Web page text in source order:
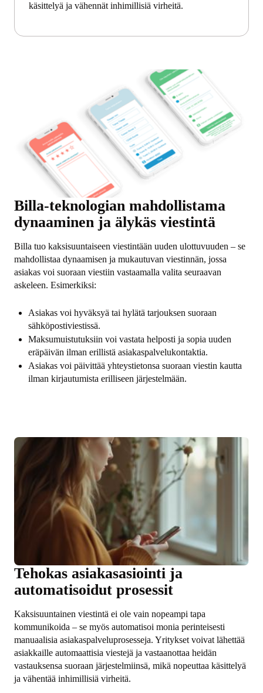
käsittelyä ja vähennät inhimillisiä virheitä.
Billa-teknologian mahdollistama
dynaaminen ja älykäs viestintä
Billa tuo kaksisuuntaiseen viestintään uuden ulottuvuuden – se
mahdollistaa dynaamisen ja mukautuvan viestinnän, jossa
asiakas voi suoraan viestiin vastaamalla valita seuraavan
askeleen. Esimerkiksi:
Asiakas voi hyväksyä tai hylätä tarjouksen suoraan
sähköpostiviestissä.
Maksumuistutuksiin voi vastata helposti ja sopia uuden
eräpäivän ilman erillistä asiakaspalvelukontaktia.
Asiakas voi päivittää yhteystietonsa suoraan viestin kautta
ilman kirjautumista erilliseen järjestelmään.
Tehokas asiakasasiointi ja
automatisoidut prosessit
Kaksisuuntainen viestintä ei ole vain nopeampi tapa
kommunikoida – se myös automatisoi monia perinteisesti
manuaalisia asiakaspalveluprosesseja. Yritykset voivat lähettää
asiakkaille automaattisia viestejä ja vastaanottaa heidän
vastauksensa suoraan järjestelmiinsä, mikä nopeuttaa käsittelyä
ja vähentää inhimillisiä virheitä.